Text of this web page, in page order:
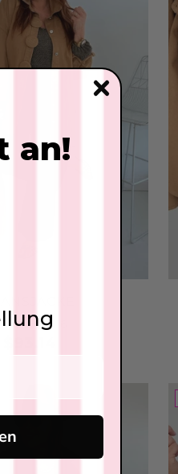
2607316
Leinenhose
SKU: 2607204
$53.05
Add to Cart
Leder Shopper
Tasche
Leather tie belt
an!